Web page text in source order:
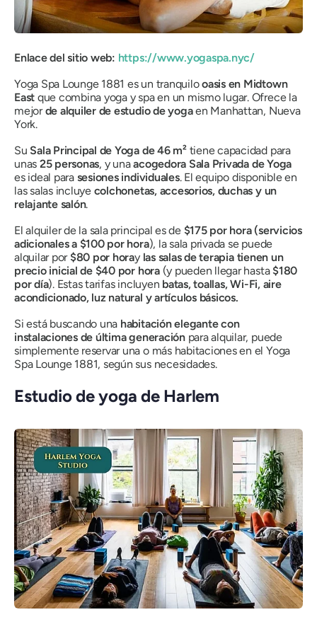
Enlace del sitio web: https://www.yogaspa.nyc/
Yoga Spa Lounge 1881 es un tranquilooasis en Midtown
East que combina yoga y spa en un mismo lugar. Ofrece la
mejorde alquiler de estudio de yogaen Manhattan, Nueva
York.
Su Sala Principal de Yoga de 46 m²tiene capacidad para
unas 25 personas, y unaacogedora Sala Privada de Yoga
es ideal parasesiones individuales. El equipo disponible en
las salas incluye colchonetas, accesorios, duchas y un
relajante salón.
El alquiler de la sala principal es de $175 por hora (servicios
adicionales a $100 por hora), la sala privada se puede
alquilar por $80 por horay las salas de terapia tienen un
precio inicial de $40 por hora (y pueden llegar hasta $180
por día). Estas tarifas incluyen batas, toallas, Wi-Fi, aire
acondicionado, luz natural y artículos básicos.
Si está buscando una habitación elegante con
instalaciones de última generación para alquilar, puede
simplemente reservar una o más habitaciones en el Yoga
Spa Lounge 1881, según sus necesidades.
Estudio de yoga de Harlem